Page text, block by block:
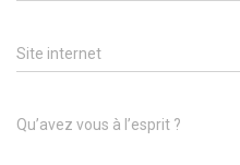
Site internet
Qu’avez vous à l’esprit ?